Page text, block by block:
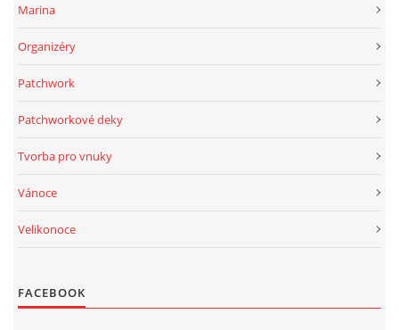
Marina
Organizéry
Patchwork
Patchworkové deky
Tvorba pro vnuky
Vánoce
Velikonoce
FACEBOOK